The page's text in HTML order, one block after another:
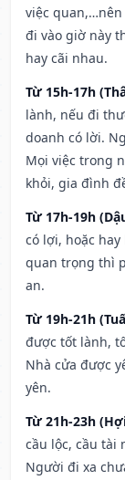
việc
đi vào giờ này
hay cãi nhau.
Từ 15h-17h
lành, nếu đi
doanh có lời.
Mọi việc trong
khỏi, gia đình
Từ 17h-19h
có lợi, hoặc
quan trọng thì
an.
Từ 19h-21h
được tốt lành,
Nhà cửa được
yên.
Từ 21h-23h
cầu lộc, cầu tài
Người đi xa